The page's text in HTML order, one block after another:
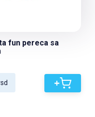
fun pereca sa
+